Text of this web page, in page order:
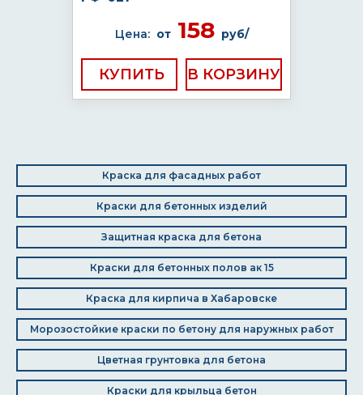
Цена: от158 руб/
КУПИТЬ
Краска для фасадных работ
Краски для бетонных изделий
Защитная краска для бетона
Краски для бетонных полов ак 15
Краска для кирпича в Хабаровске
Морозостойкие краски по бетону для наружных работ
Цветная грунтовка для бетона
Краски для крыльца бетон